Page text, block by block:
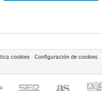
cookies Configuración de cookies